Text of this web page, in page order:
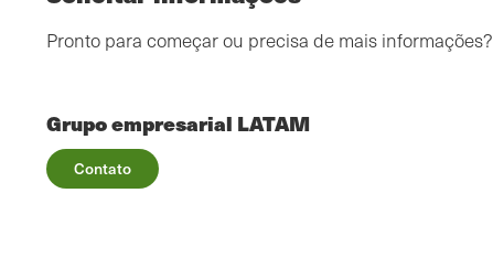
Pronto para começar ou precisa de mais informações?
Grupo empresarial LATAM
Contato